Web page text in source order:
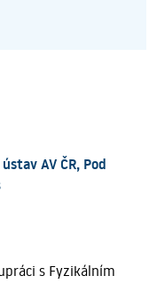
AV ČR, Pod
s Fyzikálním